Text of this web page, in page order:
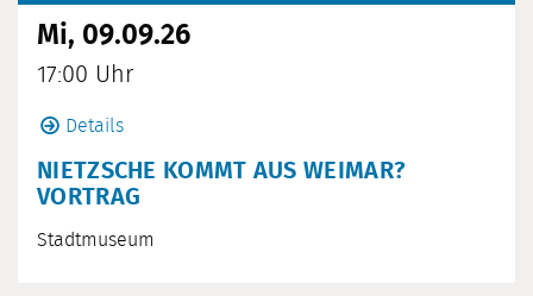
Mi, 09.09.26
17:00 Uhr
Details
NIETZSCHE KOMMT AUS WEIMAR?
VORTRAG
Stadtmuseum